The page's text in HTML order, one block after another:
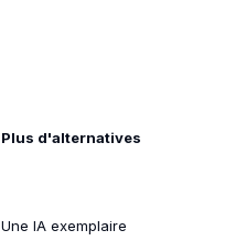
Plus d'alternatives
Une IA exemplaire